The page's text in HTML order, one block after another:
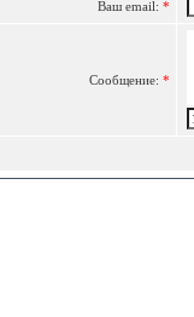
Ваш email: *
Сообщение: *